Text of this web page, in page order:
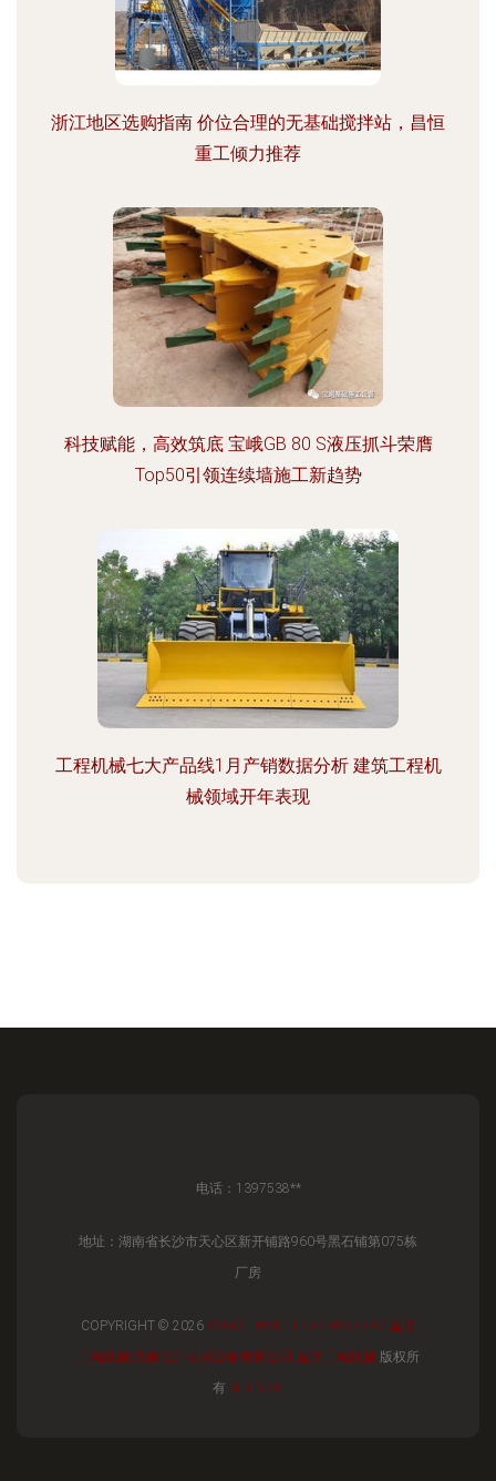
浙江地区选购指南 价位合理的无基础搅拌站，昌恒
重工倾力推荐
科技赋能，高效筑底 宝峨GB 80 S液压抓斗荣膺
Top50引领连续墙施工新趋势
工程机械七大产品线1月产销数据分析 建筑工程机
械领域开年表现
电话：1397538**
地址：湖南省长沙市天心区新开铺路960号黑石铺第075栋
厂房
COPYRIGHT © 2026 WWW.HNYISHENG1688.COM 建筑
工程机械 湖南亿升机械设备有限公司 建筑工程机械版权所
有 SITEMAP